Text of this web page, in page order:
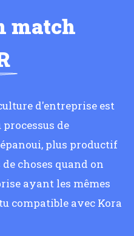
match
d'entreprise est
de
plus productif
choses quand on
ayant les mêmes
compatible avec Kora